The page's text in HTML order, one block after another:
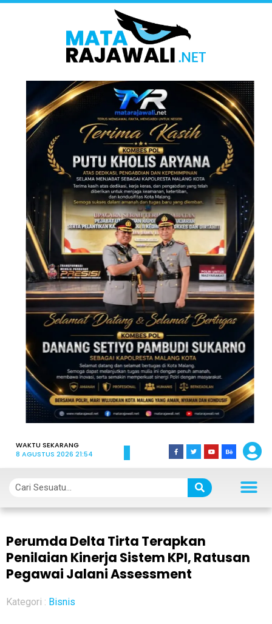
WAKTU SEKARANG
8 AGUSTUS 2026 21:54
Perumda Delta Tirta Terapkan
Penilaian Kinerja Sistem KPI, Ratusan
Pegawai Jalani Assessment
Kategori : Bisnis